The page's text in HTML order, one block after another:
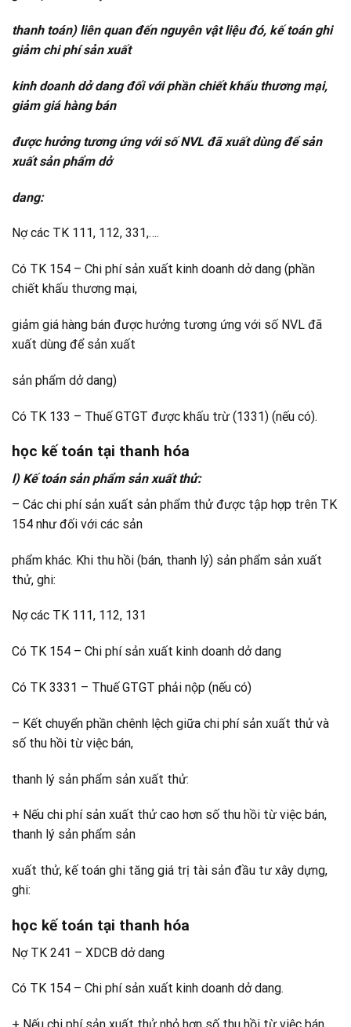
thanh toán) liên quan đến nguyên vật liệu đó, kế toán ghi
giảm chi phí sản xuất
kinh doanh dở dang đối với phần chiết khấu thương mại,
giảm giá hàng bán
được hưởng tương ứng với số NVL đã xuất dùng để sản
xuất sản phẩm dở
dang:
Nợ các TK 111, 112, 331,….
Có TK 154 – Chi phí sản xuất kinh doanh dở dang (phần
chiết khấu thương mại,
giảm giá hàng bán được hưởng tương ứng với số NVL đã
xuất dùng để sản xuất
sản phẩm dở dang)
Có TK 133 – Thuế GTGT được khấu trừ (1331) (nếu có).
học kế toán tại thanh hóa
l) Kế toán sản phẩm sản xuất thử:
– Các chi phí sản xuất sản phẩm thử được tập hợp trên TK
154 như đối với các sản
phẩm khác. Khi thu hồi (bán, thanh lý) sản phẩm sản xuất
thử, ghi:
Nợ các TK 111, 112, 131
Có TK 154 – Chi phí sản xuất kinh doanh dở dang
Có TK 3331 – Thuế GTGT phải nộp (nếu có)
– Kết chuyển phần chênh lệch giữa chi phí sản xuất thử và
số thu hồi từ việc bán,
thanh lý sản phẩm sản xuất thử:
+ Nếu chi phí sản xuất thử cao hơn số thu hồi từ việc bán,
thanh lý sản phẩm sản
xuất thử, kế toán ghi tăng giá trị tài sản đầu tư xây dựng,
ghi:
học kế toán tại thanh hóa
Nợ TK 241 – XDCB dở dang
Có TK 154 – Chi phí sản xuất kinh doanh dở dang.